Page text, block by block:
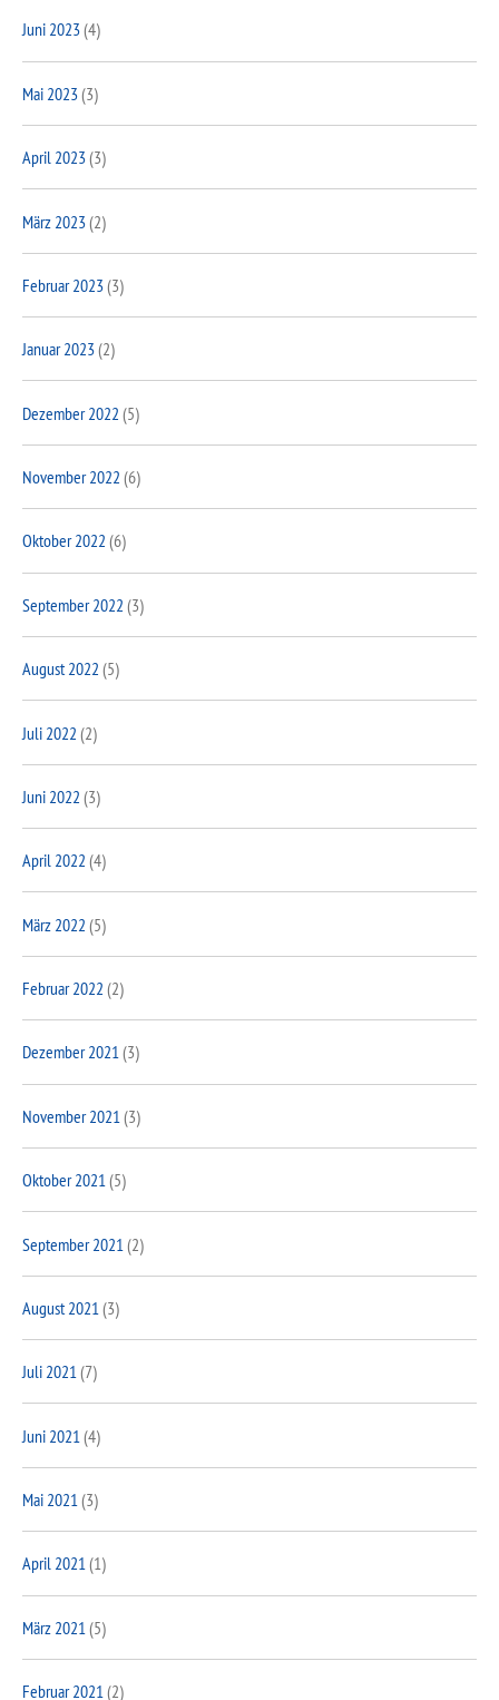
Juni 2023(4)
Mai 2023(3)
April 2023(3)
März 2023(2)
Februar 2023(3)
Januar 2023(2)
Dezember 2022 (5)
November 2022 (6)
Oktober 2022 (6)
September 2022 (3)
August 2022 (5)
Juli 2022 (2)
Juni 2022 (3)
April 2022 (4)
März 2022 (5)
Februar 2022 (2)
Dezember 2021(3)
November 2021 (3)
Oktober 2021(5)
September 2021 (2)
August 2021 (3)
Juli 2021(7)
Juni 2021 (4)
Mai 2021(3)
April 2021(1)
März 2021 (5)
Februar 2021(2)